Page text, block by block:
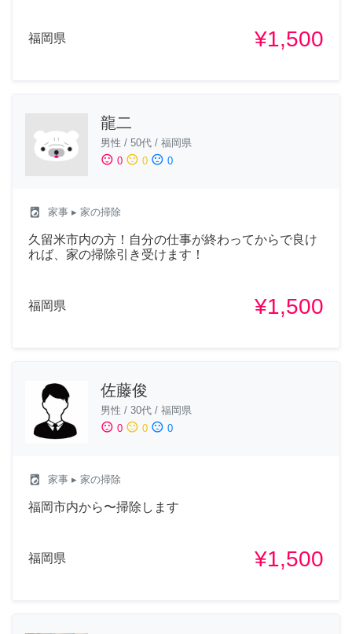
福岡県 ¥1,500
龍二
男性 / 50代 / 福岡県
sentiment_satisfied 0 sentiment_neutral 0 sentiment_dissatisfied 0
local_laundry_service 家事 ▸ 家の掃除
久留米市内の方！自分の仕事が終わってからで良け
れば、家の掃除引き受けます！
福岡県 ¥1,500
佐藤俊
男性 / 30代 / 福岡県
sentiment_satisfied 0 sentiment_neutral 0 sentiment_dissatisfied 0
local_laundry_service 家事 ▸ 家の掃除
福岡市内から〜掃除します
福岡県 ¥1,500